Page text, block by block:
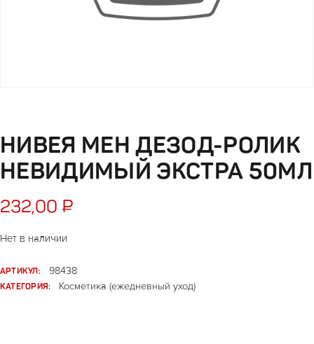
НИВЕЯ МЕН ДЕЗОД-РОЛИК
НЕВИДИМЫЙ ЭКСТРА 50МЛ
232,00 ₽
Нет в наличии
АРТИКУЛ:
98438
КАТЕГОРИЯ:
Косметика (ежедневный уход)